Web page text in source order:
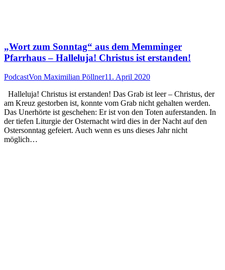
„Wort zum Sonntag“ aus dem Memminger
Pfarrhaus – Halleluja! Christus ist erstanden!
PodcastVon Maximilian Pöllner11. April 2020
Halleluja! Christus ist erstanden! Das Grab ist leer – Christus, der
am Kreuz gestorben ist, konnte vom Grab nicht gehalten werden.
Das Unerhörte ist geschehen: Er ist von den Toten auferstanden. In
der tiefen Liturgie der Osternacht wird dies in der Nacht auf den
Ostersonntag gefeiert. Auch wenn es uns dieses Jahr nicht
möglich…